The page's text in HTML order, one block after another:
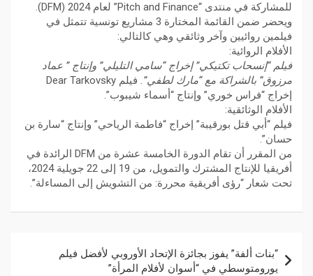
للمشاركة في منتدى “Pitch and Finance” لعام 2024 (DFM).
ويحضر ضمن القائمة المختارة 3 مشاريع تونسية تتمثل في
فيلمين روائيين وآخر وثائقي وهي كالتالي:
الأفلام الروائية:
فيلم “إنسحاب تكتيكي” إخراج “سامي التليلي” وإنتاج ” عماد
مرزوق” بالشراكة مع “مارك لطفي”.
فيلم Dear Tarkovsky
إخراج “فراس خوري” وإنتاج “أسماء شيبوب”.
الأفلام الوثائقية:
فيلم “أبي قتل بورقيبة” إخراج “فاطمة الرياحي” وإنتاج “سارة بن
حسان”.
من المقرر أن تقام الدورة الخامسة عشرة من DFM الرائدة في
أفريقيا للإنتاج المشترك والتمويل، من 19 إلى 22 جويلية 2024،
تحت شعار “رؤى أفريقية محررة: من التشويش إلى المساءلة”.
“بنات ألفة” يفوز بجائزة الإتحاد الأوروبي لأفضل فيلم
يورومتوسطي في “أسوان لأفلام المرأة”